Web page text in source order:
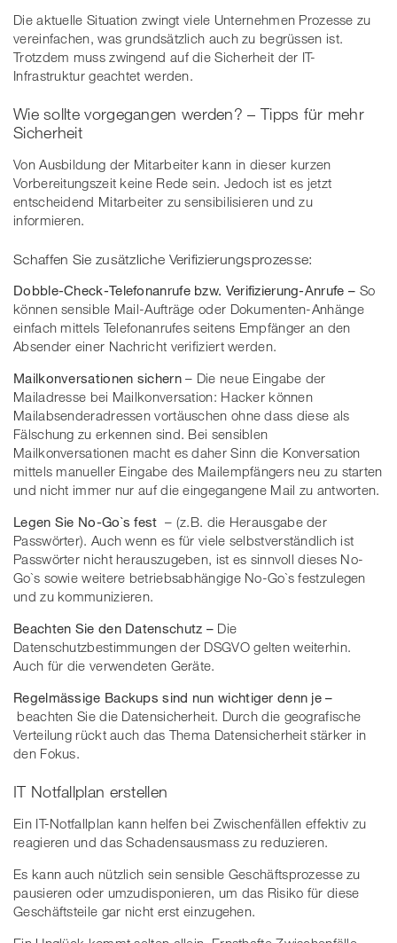
Die aktuelle Situation zwingt viele Unternehmen Prozesse zu
vereinfachen, was grundsätzlich auch zu begrüssen ist.
Trotzdem muss zwingend auf die Sicherheit der IT-
Infrastruktur geachtet werden.
Wie sollte vorgegangen werden? – Tipps für mehr
Sicherheit
Von Ausbildung der Mitarbeiter kann in dieser kurzen
Vorbereitungszeit keine Rede sein. Jedoch ist es jetzt
entscheidend Mitarbeiter zu sensibilisieren und zu
informieren.
Schaffen Sie zusätzliche Verifizierungsprozesse:
Dobble-Check-Telefonanrufe bzw. Verifizierung-Anrufe – So
können sensible Mail-Aufträge oder Dokumenten-Anhänge
einfach mittels Telefonanrufes seitens Empfänger an den
Absender einer Nachricht verifiziert werden.
Mailkonversationen sichern– Die neue Eingabe der
Mailadresse bei Mailkonversation: Hacker können
Mailabsenderadressen vortäuschen ohne dass diese als
Fälschung zu erkennen sind. Bei sensiblen
Mailkonversationen macht es daher Sinn die Konversation
mittels manueller Eingabe des Mailempfängers neu zu starten
und nicht immer nur auf die eingegangene Mail zu antworten.
Legen Sie No-Go`s fest – (z.B. die Herausgabe der
Passwörter). Auch wenn es für viele selbstverständlich ist
Passwörter nicht herauszugeben, ist es sinnvoll dieses No-
Go`s sowie weitere betriebsabhängige No-Go`s festzulegen
und zu kommunizieren.
Beachten Sie den Datenschutz – Die
Datenschutzbestimmungen der DSGVO gelten weiterhin.
Auch für die verwendeten Geräte.
Regelmässige Backups sind nun wichtiger denn je –
beachten Sie die Datensicherheit. Durch die geografische
Verteilung rückt auch das Thema Datensicherheit stärker in
den Fokus.
IT Notfallplan erstellen
Ein IT-Notfallplan kann helfen bei Zwischenfällen effektiv zu
reagieren und das Schadensausmass zu reduzieren.
Es kann auch nützlich sein sensible Geschäftsprozesse zu
pausieren oder umzudisponieren, um das Risiko für diese
Geschäftsteile gar nicht erst einzugehen.